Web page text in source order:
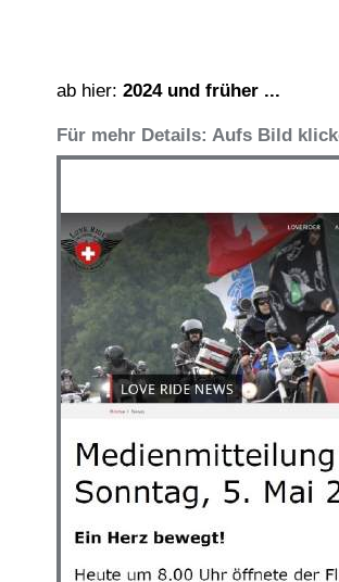
ab hier: 2024 und früher ...
Für mehr Details: Aufs Bild